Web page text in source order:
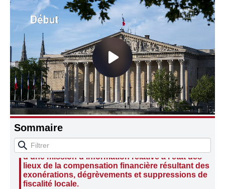
Sommaire
Audition de M. Bernard Delcros, sénateur du
Cantal, président de la délégation sénatoriale aux
collectivités territoriales et à la décentralisation, de
Mme Nadine Bellurot, sénatrice de l’Indre, et de M.
Thierry Cozic, sénateur de la Sarthe, rapporteurs
d’une mission d’information relative à l'état des
lieux de la compensation financière résultant des
exonérations, dégrèvements et suppressions de
fiscalité locale.